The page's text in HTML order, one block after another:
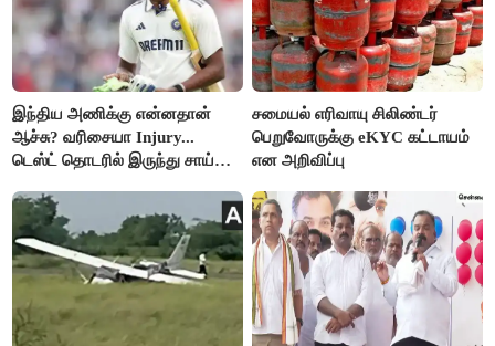
இந்திய அணிக்கு என்னதான்
ஆச்சு? வரிசையா Injury...
டெஸ்ட் தொடரில் இருந்து சாய்
சமையல் எரிவாயு சிலிண்டர்
பெறுவோருக்கு eKYC கட்டாயம்
என அறிவிப்பு